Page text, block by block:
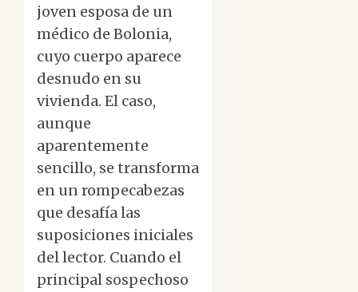
joven esposa de un
médico de Bolonia,
cuyo cuerpo aparece
desnudo en su
vivienda. El caso,
aunque
aparentemente
sencillo, se transforma
en un rompecabezas
que desafía las
suposiciones iniciales
del lector. Cuando el
principal sospechoso